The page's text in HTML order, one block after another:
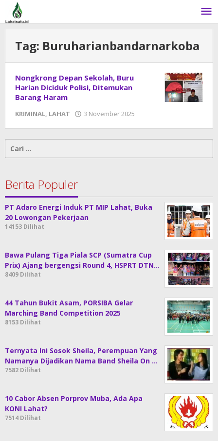
Lewati
konten
Tag: Buruharianbandarnarkoba
Nongkrong Depan Sekolah, Buru
Harian Diciduk Polisi, Ditemukan
Barang Haram
KRIMINAL, LAHAT 3 November 2025
Cari
untuk:
Berita Populer
PT Adaro Energi Induk PT MIP Lahat, Buka
20 Lowongan Pekerjaan
14153 Dilihat
Bawa Pulang Tiga Piala SCP (Sumatra Cup
Prix) Ajang bergengsi Round 4, HSPRT DTN…
8409 Dilihat
44 Tahun Bukit Asam, PORSIBA Gelar
Marching Band Competition 2025
8153 Dilihat
Ternyata Ini Sosok Sheila, Perempuan Yang
Namanya Dijadikan Nama Band Sheila On …
7582 Dilihat
10 Cabor Absen Porprov Muba, Ada Apa
KONI Lahat?
7514 Dilihat